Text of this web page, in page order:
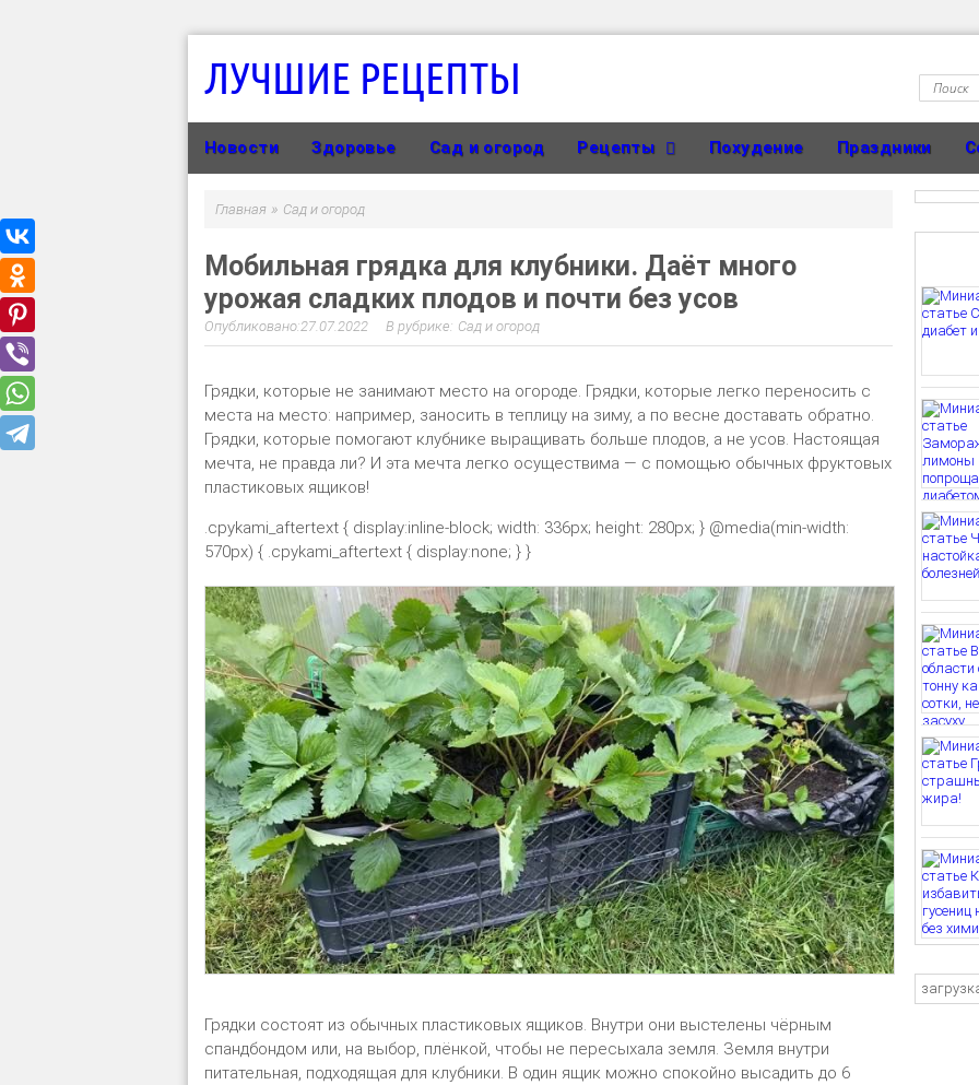
ЛУЧШИЕ РЕЦЕПТЫ
Новости Здоровье Сад и огород Рецепты Похудение Праздники
Главная » Сад и огород
Мобильная грядка для клубники. Даёт много
урожая сладких плодов и почти без усов
27.07.2022 Сад и огород
Грядки, которые не занимают место на огороде. Грядки, которые легко переносить с
места на место: например, заносить в теплицу на зиму, а по весне доставать обратно.
Грядки, которые помогают клубнике выращивать больше плодов, а не усов. Настоящая
мечта, не правда ли? И эта мечта легко осуществима — с помощью обычных фруктовых
пластиковых ящиков!
.cpykami_aftertext { display:inline-block; width: 336px; height: 280px; } @media(min-width:
570px) { .cpykami_aftertext { display:none; } }
Грядки состоят из обычных пластиковых ящиков. Внутри они выстелены чёрным
спандбондом или, на выбор, плёнкой, чтобы не пересыхала земля. Земля внутри
питательная, подходящая для клубники. В один ящик можно спокойно высадить до 6